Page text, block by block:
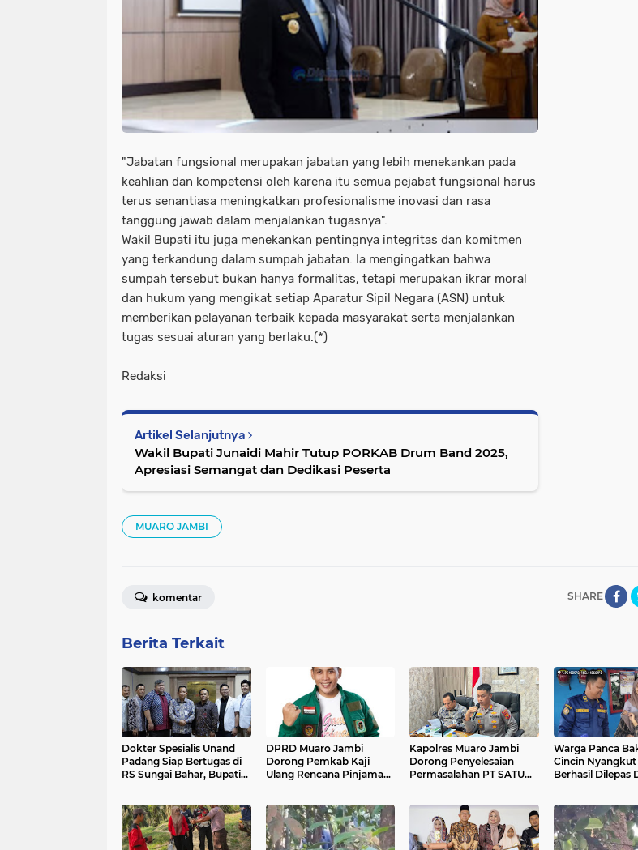
"Jabatan fungsional merupakan jabatan yang lebih menekankan pada
keahlian dan kompetensi oleh karena itu semua pejabat fungsional harus
terus senantiasa meningkatkan profesionalisme inovasi dan rasa
tanggung jawab dalam menjalankan tugasnya".
Wakil Bupati itu juga menekankan pentingnya integritas dan komitmen
yang terkandung dalam sumpah jabatan. Ia mengingatkan bahwa
sumpah tersebut bukan hanya formalitas, tetapi merupakan ikrar moral
dan hukum yang mengikat setiap Aparatur Sipil Negara (ASN) untuk
memberikan pelayanan terbaik kepada masyarakat serta menjalankan
tugas sesuai aturan yang berlaku.(*)
Redaksi
Artikel Selanjutnya
Wakil Bupati Junaidi Mahir Tutup PORKAB Drum Band 2025,
Apresiasi Semangat dan Dedikasi Peserta
MUARO JAMBI
SHARE
komentar
Berita Terkait
Dokter Spesialis Unand
Padang Siap Bertugas di
RS Sungai Bahar, Bupati
DPRD Muaro Jambi
Dorong Pemkab Kaji
Ulang Rencana Pinjaman
Kapolres Muaro Jambi
Dorong Penyelesaian
Permasalahan PT SATU
Warga Panca
Cincin Nyangkut
Berhasil Dilepas